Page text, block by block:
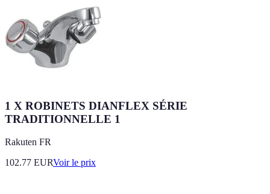
1 X ROBINETS DIANFLEX SÉRIE
TRADITIONNELLE 1
Rakuten FR
102.77 EURVoir le prix